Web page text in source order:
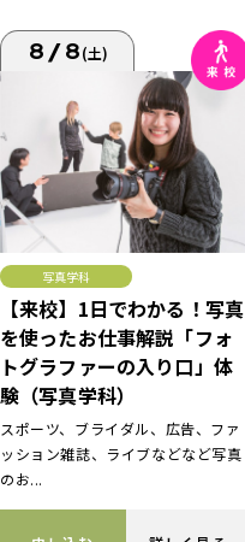
8/8(土)
写真学科
【来校】1日でわかる！写真
を使ったお仕事解説「フォ
トグラファーの入り口」体
験（写真学科）
スポーツ、ブライダル、広告、ファ
ッション雑誌、ライブなどなど写真
のお...